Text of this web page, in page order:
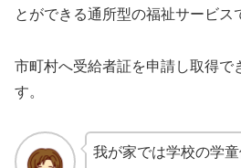
とができる通所型の福祉サービス
市町村へ受給者証を申請し取得で
す。
我が家では学校の学